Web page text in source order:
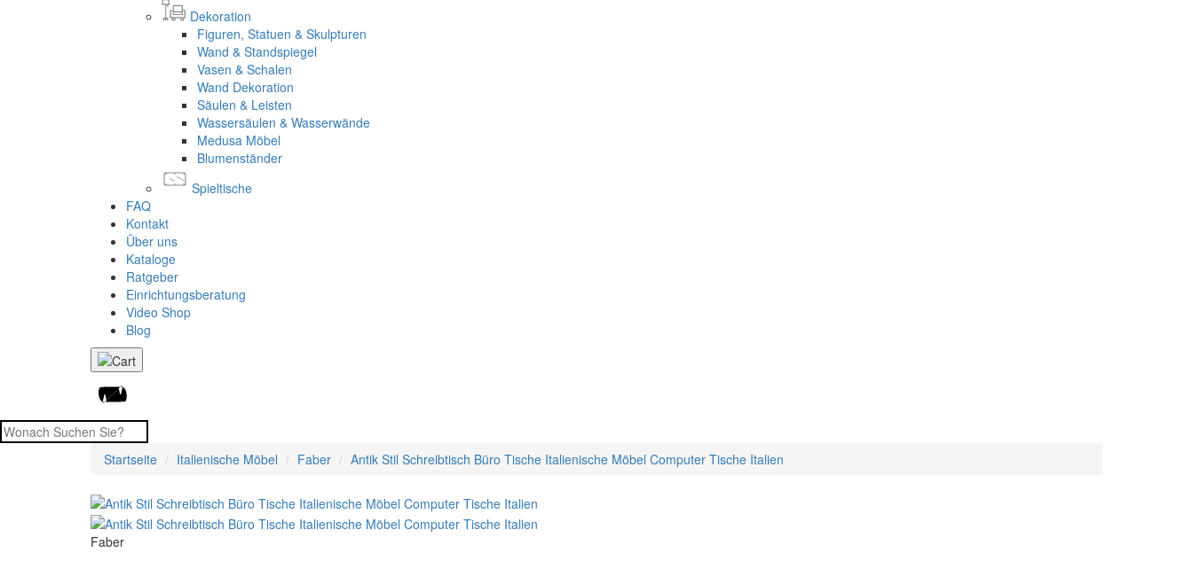
Dekoration
Figuren, Statuen & Skulpturen
Wand & Standspiegel
Vasen & Schalen
Wand Dekoration
Säulen & Leisten
Wassersäulen & Wasserwände
Medusa Möbel
Blumenständer
Spieltische
FAQ
Kontakt
Über uns
Kataloge
Ratgeber
Einrichtungsberatung
Video Shop
Blog
Startseite Italienische Möbel Faber Antik Stil Schreibtisch Büro Tische Italienische Möbel Computer Tische Italien
Faber